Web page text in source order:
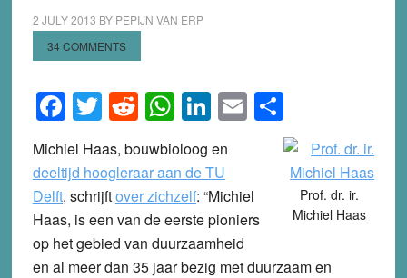
2 JULY 2013 BY PEPIJN VAN ERP
34 COMMENTS
Facebook
Twitter
Reddit
WhatsApp
LinkedIn
EmailShare
Prof. dr. ir.
Michiel Haas
Michiel Haas, bouwbioloog en
deeltijd hoogleraar aan de TU
Delft, schrijftover zichzelf: “Michiel
Haas, is een van de eerste pioniers
op het gebied van duurzaamheid
en al meer dan 35 jaar bezig met duurzaam en